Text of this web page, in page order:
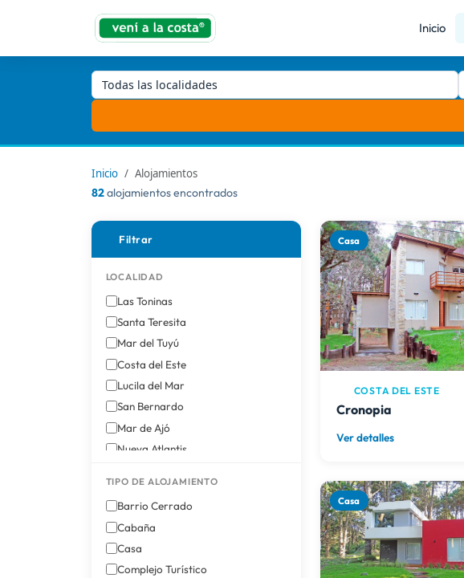
Inicio
Todas las localidades
Inicio
Alojamientos
82alojamientos encontrados
Filtrar
LOCALIDAD
Las Toninas
Santa Teresita
Mar del Tuyú
Costa del Este
Lucila del Mar
San Bernardo
Mar de Ajó
Nueva Atlantis
TIPO DE ALOJAMIENTO
Barrio Cerrado
Cabaña
Casa
Complejo Turístico
Casa
COSTA DEL ESTE
Cronopia
Ver detalles
Casa